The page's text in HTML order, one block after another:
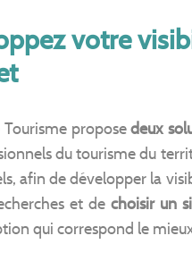
votre
Tourisme proposedeux
du tourisme du
afin de développer la
et de choisir un
qui correspond le